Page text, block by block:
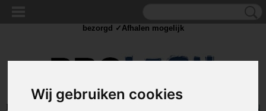
Wij gebruiken cookies
Inloggen Registreren
UW WINKELWAGEN
bezorgd ✓Afhalen mogelijk